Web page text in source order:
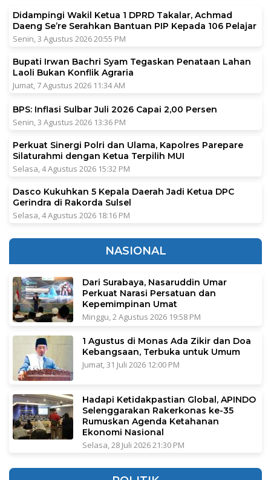
Didampingi Wakil Ketua 1 DPRD Takalar, Achmad
Daeng Se’re Serahkan Bantuan PIP Kepada 106 Pelajar
Senin, 3 Agustus 2026 20:55 PM
Bupati Irwan Bachri Syam Tegaskan Penataan Lahan
Laoli Bukan Konflik Agraria
Jumat, 7 Agustus 2026 11:34 AM
BPS: Inflasi Sulbar Juli 2026 Capai 2,00 Persen
Senin, 3 Agustus 2026 13:36 PM
Perkuat Sinergi Polri dan Ulama, Kapolres Parepare
Silaturahmi dengan Ketua Terpilih MUI
Selasa, 4 Agustus 2026 15:32 PM
Dasco Kukuhkan 5 Kepala Daerah Jadi Ketua DPC
Gerindra di Rakorda Sulsel
Selasa, 4 Agustus 2026 18:16 PM
NASIONAL
Dari Surabaya, Nasaruddin Umar
Perkuat Narasi Persatuan dan
Kepemimpinan Umat
Minggu, 2 Agustus 2026 19:58 PM
1 Agustus di Monas Ada Zikir dan Doa
Kebangsaan, Terbuka untuk Umum
Jumat, 31 Juli 2026 12:00 PM
Hadapi Ketidakpastian Global, APINDO
Selenggarakan Rakerkonas ke-35
Rumuskan Agenda Ketahanan
Ekonomi Nasional
Selasa, 28 Juli 2026 21:30 PM